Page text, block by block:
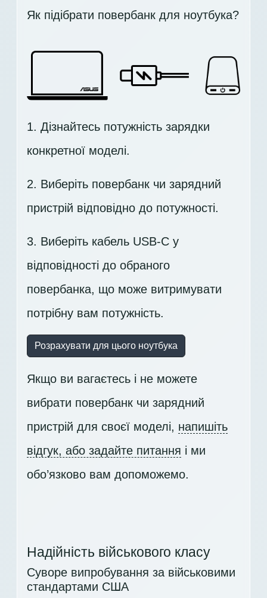
Як підібрати повербанк для ноутбука?
1. Дізнайтесь потужність зарядки
конкретної моделі.
2. Виберіть повербанк чи зарядний
пристрій відповідно до потужності.
3. Виберіть кабель USB-C у
відповідності до обраного
повербанка, що може витримувати
потрібну вам потужність.
Розрахувати для цього ноутбука
Якщо ви вагаєтесь і не можете
вибрати повербанк чи зарядний
пристрій для своєї моделі, напишіть
відгук, або задайте питання і ми
обо’язково вам допоможемо.
Надійність військового класу
Суворе випробування за військовими
стандартами США